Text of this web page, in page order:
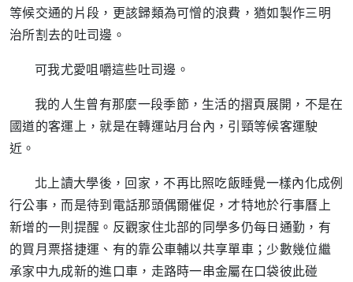
等候交通的片段，更該歸類為可憎的浪費，猶如製作三明
治所割去的吐司邊。
可我尤愛咀嚼這些吐司邊。
我的人生曾有那麼一段季節，生活的摺頁展開，不是在
國道的客運上，就是在轉運站月台內，引頸等候客運駛
近。
北上讀大學後，回家，不再比照吃飯睡覺一樣內化成例
行公事，而是待到電話那頭偶爾催促，才特地於行事曆上
新增的一則提醒。反觀家住北部的同學多仍每日通勤，有
的買月票搭捷運、有的靠公車輔以共享單車；少數幾位繼
承家中九成新的進口車，走路時一串金屬在口袋彼此碰